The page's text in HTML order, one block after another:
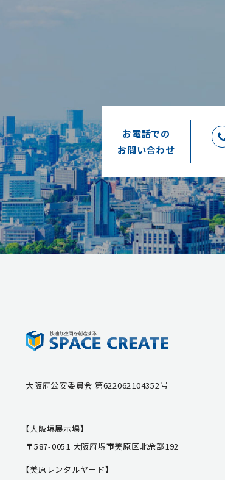
お電話での
お問い合わせ
大阪府公安委員会 第622062104352号
【大阪堺展示場】
〒587-0051 大阪府堺市美原区北余部192
【美原レンタルヤード】